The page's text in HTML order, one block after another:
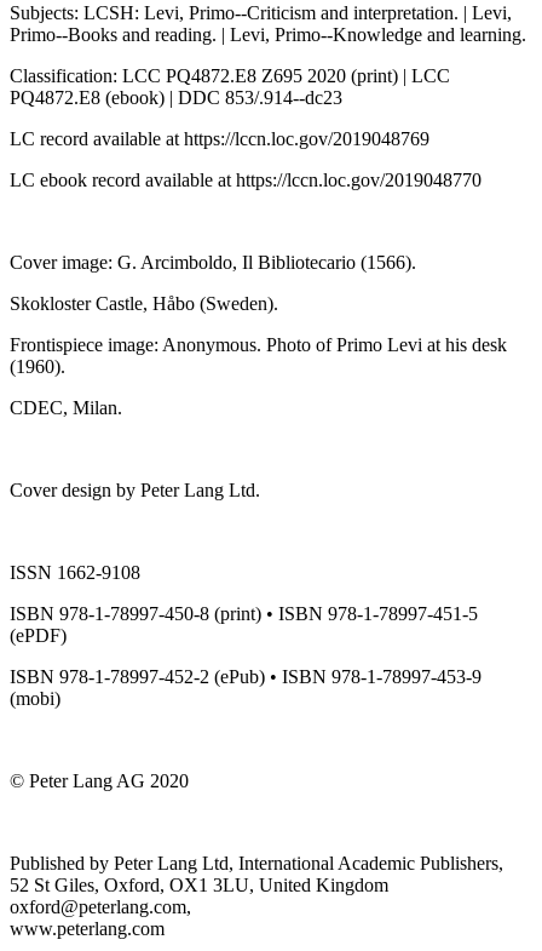
Subjects: LCSH: Levi, Primo--Criticism and interpretation. | Levi,
Primo--Books and reading. | Levi, Primo--Knowledge and learning.
Classification: LCC PQ4872.E8 Z695 2020 (print) | LCC
PQ4872.E8 (ebook) | DDC 853/.914--dc23
LC record available at https://lccn.loc.gov/2019048769
LC ebook record available at https://lccn.loc.gov/2019048770
Cover image: G. Arcimboldo, Il Bibliotecario (1566).
Skokloster Castle, Håbo (Sweden).
Frontispiece image: Anonymous. Photo of Primo Levi at his desk
(1960).
CDEC, Milan.
Cover design by Peter Lang Ltd.
ISSN 1662-9108
ISBN 978-1-78997-450-8 (print) • ISBN 978-1-78997-451-5
(ePDF)
ISBN 978-1-78997-452-2 (ePub) • ISBN 978-1-78997-453-9
(mobi)
© Peter Lang AG 2020
Published by Peter Lang Ltd, International Academic Publishers,
52 St Giles, Oxford, OX1 3LU, United Kingdom
oxford@peterlang.com,
www.peterlang.com